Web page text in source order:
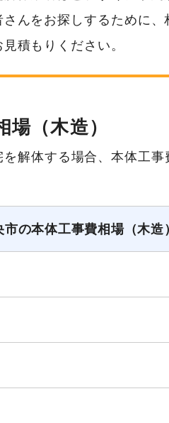
んをお探しするために、
積もりください。
（木造）
解体する場合、本体工
市の本体工事費相場（木造